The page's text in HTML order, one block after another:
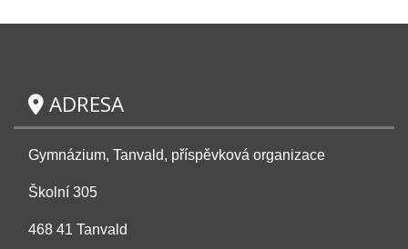
ADRESA
Gymnázium, Tanvald, příspěvková organizace
Školní 305
468 41 Tanvald